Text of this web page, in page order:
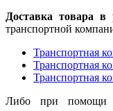
Доставка товара в
транспортной
Транспортная
Транспортная
Транспортная
Либо при помощи